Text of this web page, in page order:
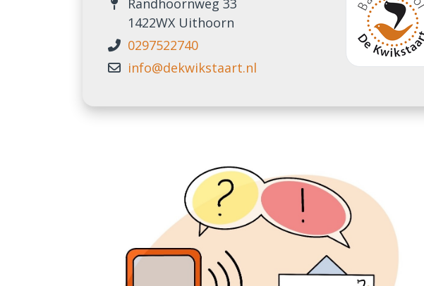
Randhoornweg 33
1422WX Uithoorn
0297522740
info@dekwikstaart.nl